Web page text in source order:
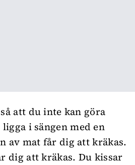
att du inte kan göra
i sängen med en
av mat får dig att kräkas.
dig att kräkas. Du kissar